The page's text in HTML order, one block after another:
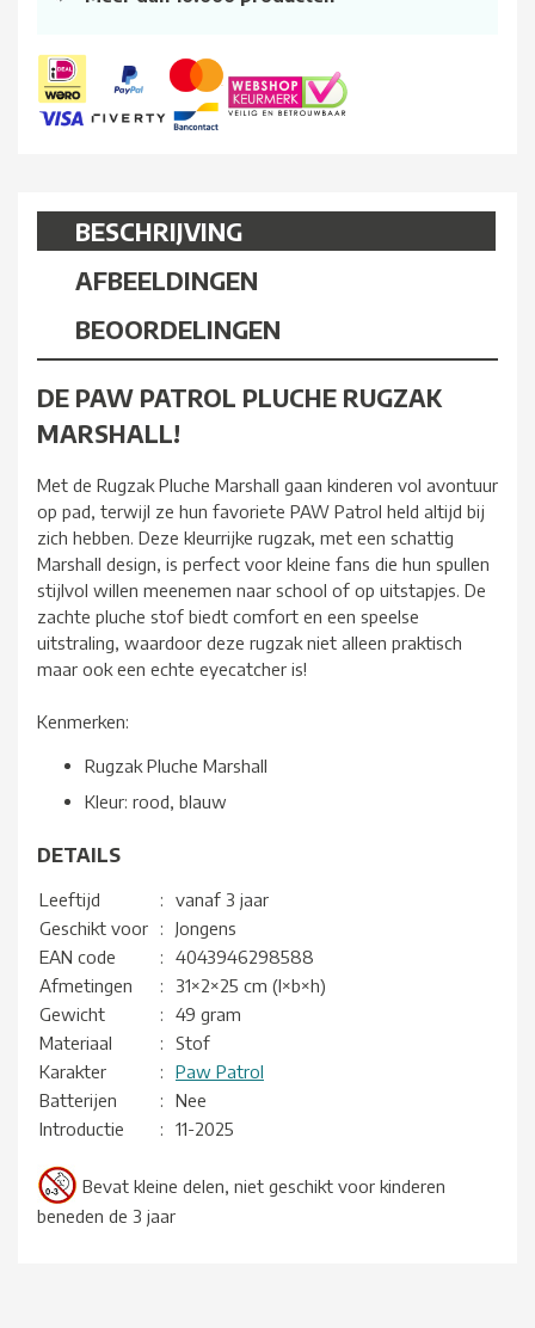
BESCHRIJVING
AFBEELDINGEN
BEOORDELINGEN
DE PAW PATROL PLUCHE RUGZAK
MARSHALL!
Met de Rugzak Pluche Marshall gaan kinderen vol avontuur
op pad, terwijl ze hun favoriete PAW Patrol held altijd bij
zich hebben. Deze kleurrijke rugzak, met een schattig
Marshall design, is perfect voor kleine fans die hun spullen
stijlvol willen meenemen naar school of op uitstapjes. De
zachte pluche stof biedt comfort en een speelse
uitstraling, waardoor deze rugzak niet alleen praktisch
maar ook een echte eyecatcher is!
Kenmerken:
Rugzak Pluche Marshall
Kleur: rood, blauw
DETAILS
Leeftijd :
vanaf 3 jaar
Geschikt voor
:
Jongens
EAN code
:
4043946298588
Afmetingen
:
31×2×25 cm (l×b×h)
Gewicht
:
49 gram
Materiaal
:
Stof
Karakter
:
Paw Patrol
Batterijen
:
Nee
Introductie
: 11-2025
Bevat kleine delen, niet geschikt voor kinderen
beneden de 3 jaar